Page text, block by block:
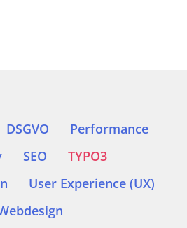
DSGVO
Performance
SEO
TYPO3
User Experience (UX)